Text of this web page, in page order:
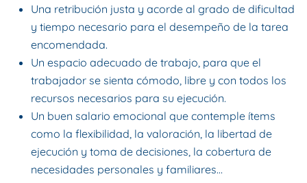
Una retribución justa y acorde al grado de dificultad
y tiempo necesario para el desempeño de la tarea
encomendada.
Un espacio adecuado de trabajo, para que el
trabajador se sienta cómodo, libre y con todos los
recursos necesarios para su ejecución.
Un buen salario emocional que contemple ítems
como la flexibilidad, la valoración, la libertad de
ejecución y toma de decisiones, la cobertura de
necesidades personales y familiares…